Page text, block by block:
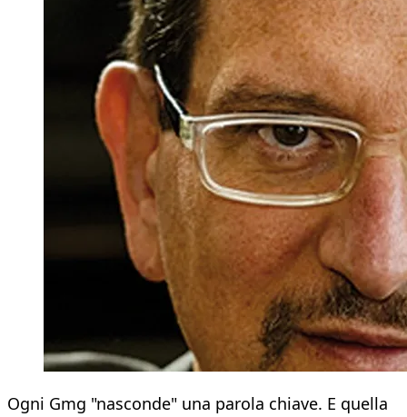
Ogni Gmg "nasconde" una parola chiave. E quella